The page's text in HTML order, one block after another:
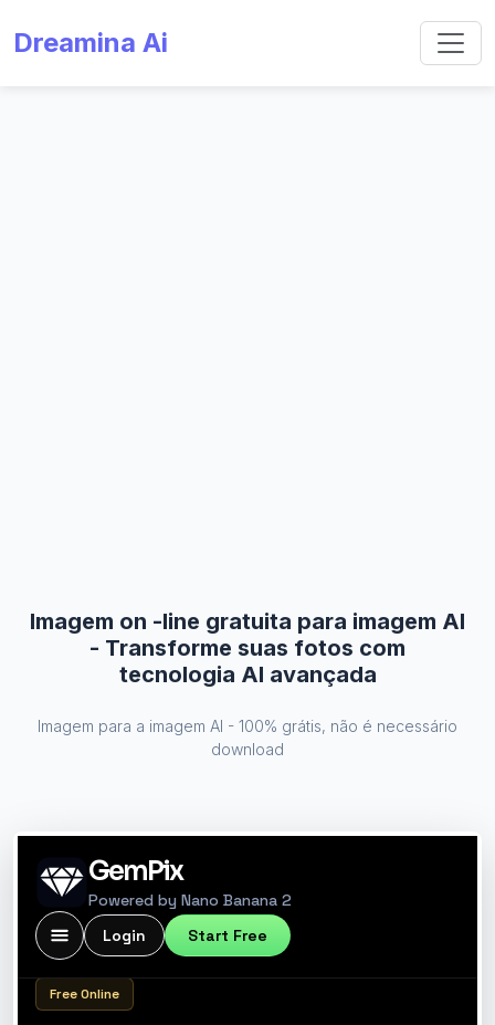
Dreamina Ai
Imagem on -line gratuita para imagem AI
- Transforme suas fotos com
tecnologia AI avançada
Imagem para a imagem AI - 100% grátis, não é necessário
download